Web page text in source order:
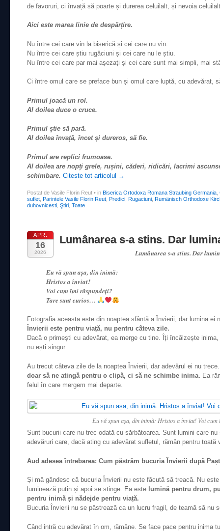
de favoruri, ci învață să poarte și durerea celuilalt, și nevoia
Aici este marea linie de despărțire.
Nu între cei care vin la biserică și cei care nu vin.
Nu între cei care știu rugăciuni și cei care nu le știu.
Nu între cei care par mai așezați și cei care sunt mai simpli, mai
Ci între omul care se preface bun și omul care luptă, cu adevărat,
Primul joacă un rol.
Al doilea duce o cruce.
Primul știe să pară.
Al doilea învață, încet și dureros, să fie.
Primul are replici frumoase.
Al doilea are nopți grele, rușini, căderi, ridicări, lacrimi
schimbare. Citeste tot articolul →
Postat de Vasile Florin Reut • in Biserica Ortodoxa Romana Straubing Germania
suflet
Parintele Vasile Florin Reut Predici Rugaciuni
Rumänisch Orthodoxe
duhovnicesti Ştiri Toate
APR.
16
2026
Lumânarea s-a stins. Dar
Lumânarea s-a stins. Dar
Eu vă spun așa, din inimă:
Hristos a înviat!
Voi cum îmi răspundeți?
Tare sunt curios…
Fotografia aceasta este din noaptea sfântă a Învierii, dar lumina ei
Învierii este pentru viață, nu pentru câteva zile.
Dacă o primești cu adevărat, ea merge cu tine. Îți încălzește
nu ești singur.
Au trecut câteva zile de la noaptea Învierii, dar adevărul ei nu
doar să ne atingă pentru o clipă, ci să ne schimbe inima. Ea
felul în care mergem mai departe.
Eu vă spun așa, din inimă: Hristos a înviat! Voi cum
Sunt bucurii care nu trec odată cu sărbătoarea. Sunt lumini care
adevăruri care, dacă ating cu adevărat sufletul, rămân pentru toată
Aud adesea întrebarea: Cum păstrăm bucuria Învierii după
Și mă gândesc că bucuria Învierii nu este făcută să treacă. Nu
luminează puțin și apoi se stinge. Ea este lumină pentru drum,
pentru inimă și nădejde pentru viață.
Bucuria Învierii nu se păstrează ca un lucru fragil, de teamă să nu
Când intră cu adevărat în om, rămâne. Se face pace pentru inima